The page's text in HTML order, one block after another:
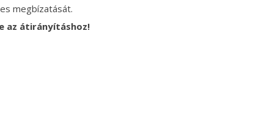
megbízatását.
az átirányításhoz!